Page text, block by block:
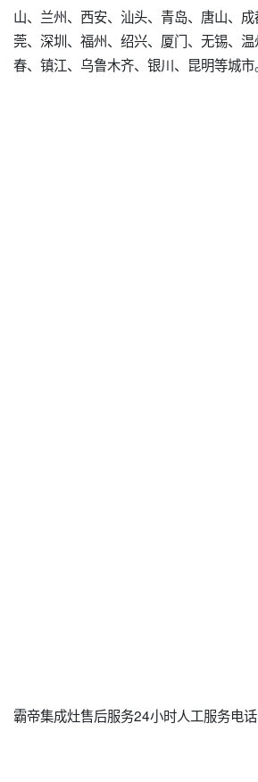
山、兰州、西安、汕头、青岛、唐山、
莞、深圳、福州、绍兴、厦门、无锡、
春、镇江、乌鲁木齐、银川、昆明等城市
霸帝集成灶售后服务24小时人工服务电话